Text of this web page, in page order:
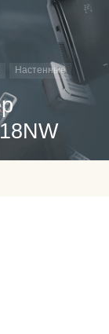
Настенные